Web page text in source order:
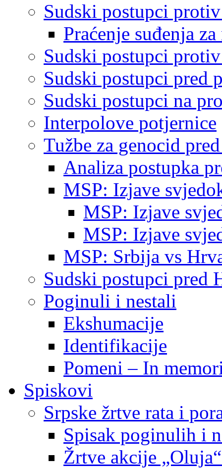
Sudski postupci
Praćenje suđenja
Sudski postupci
Sudski postupci pred
Sudski postupci na
Interpolove potjernice
Tužbe za genocid
Analiza postupka
MSP: Izjave
MSP: Izjave
MSP: Izjave
MSP: Srbija vs
Sudski postupci pred
Poginuli i nestali
Ekshumacije
Identifikacije
Pomeni – In
Spiskovi
Srpske žrtve rata i
Spisak poginulih i
Žrtve akcije